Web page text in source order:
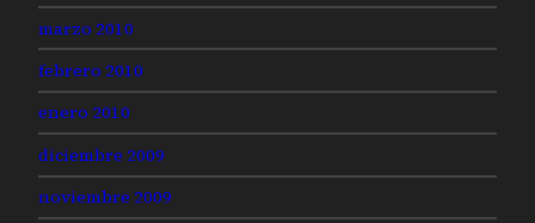
marzo 2010
febrero 2010
enero 2010
diciembre 2009
noviembre 2009